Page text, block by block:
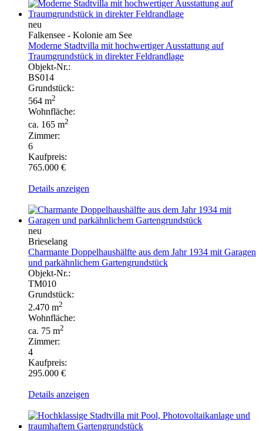
neu
Falkensee - Kolonie am See
Moderne Stadtvilla mit hochwertiger Ausstattung auf
Traumgrundstück in direkter Feldrandlage
Objekt-Nr.:
BS014
Grundstück:
564 m2
Wohnfläche:
ca. 165 m2
Zimmer:
6
Kaufpreis:
765.000 €
Details anzeigen
neu
Brieselang
Charmante Doppelhaushälfte aus dem Jahr 1934 mit Garagen
und parkähnlichem Gartengrundstück
Objekt-Nr.:
TM010
Grundstück:
2.470 m2
Wohnfläche:
ca. 75 m2
Zimmer:
4
Kaufpreis:
295.000 €
Details anzeigen